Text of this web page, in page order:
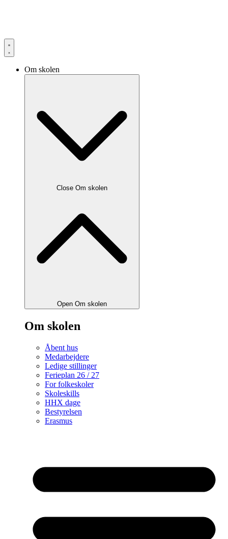
Om skolen
Close Om skolen
Open Om skolen
Om skolen
Åbent hus
Medarbejdere
Ledige stillinger
Ferieplan 26 / 27
For folkeskoler
Skoleskills
HHX dage
Bestyrelsen
Erasmus